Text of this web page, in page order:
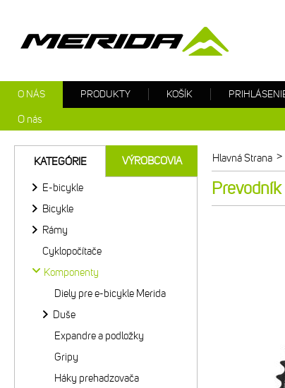
Hlavná Strana >
KATEGÓRIE VÝROBCOVIA
E-bicykle
Bicykle
Rámy
Cyklopočítače
Komponenty
Diely pre e-bicykle Merida
Duše
Expandre a podložky
Gripy
Háky prehadzovača
O NÁS
O nás
PRODUKTY KOŠÍK